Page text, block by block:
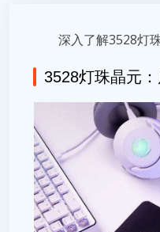
深入了解3528灯
3528灯珠晶元